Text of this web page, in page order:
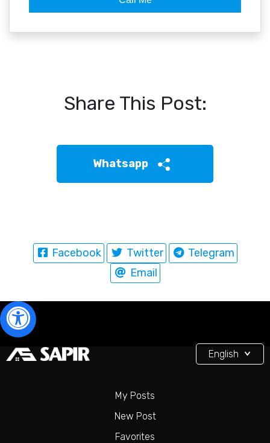
Share This Post:
Whatsapp
Facebook Twitter
Telegram
Email
My Posts
New Post
Favorites
English